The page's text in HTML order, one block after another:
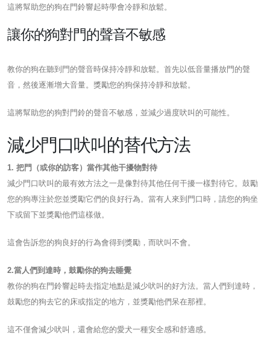
這將幫助您的狗在門鈴響起時學會冷靜和放鬆。
讓你的狗對門的聲音不敏感
教你的狗在聽到門的聲音時保持冷靜和放鬆。首先以低音量播放門的聲
音，然後逐漸增大音量。獎勵您的狗保持冷靜和放鬆。
這將幫助您的狗對門鈴的聲音不敏感，並減少過度吠叫的可能性。
減少門口吠叫的替代方法
1. 把門（或你的訪客）當作其他干擾物對待
減少門口吠叫的最有效方法之一是像對待其他任何干擾一樣對待它。鼓勵
您的狗專注於您並獎勵它們的良好行為。當有人來到門口時，請您的狗坐
下或留下並獎勵他們這樣做。
這會告訴您的狗良好的行為會得到獎勵，而吠叫不會。
2.當人們到達時，鼓勵你的狗去睡覺
教你的狗在門鈴響起時去指定地點是減少吠叫的好方法。當人們到達時，
鼓勵您的狗去它的床或指定的地方，並獎勵他們呆在那裡。
這不僅會減少吠叫，還會給您的愛犬一種安全感和舒適感。